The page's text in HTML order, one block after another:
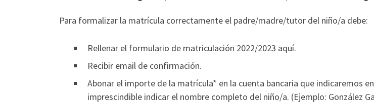
Para formalizar la matrícula correctamente el padre/madre/tutor del niño/a debe:
Rellenar el formulario de matriculación 2022/2023 aquí.
Recibir email de confirmación.
Abonar el importe de la matrícula* en la cuenta bancaria que indicaremos
imprescindible indicar el nombre completo del niño/a. (Ejemplo: González